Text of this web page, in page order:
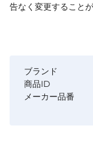
告なく変更すること
ブランド
商品ID
メーカー品番